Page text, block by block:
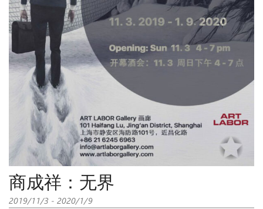
商成祥：无界
2019/11/3 - 2020/1/9